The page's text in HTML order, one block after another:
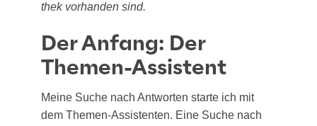
thek vor­han­den sind.
Der Anfang: Der
Themen-Assistent
Mei­ne Suche nach Ant­wor­ten star­te ich mit
dem The­men-Assis­ten­ten. Eine Suche nach